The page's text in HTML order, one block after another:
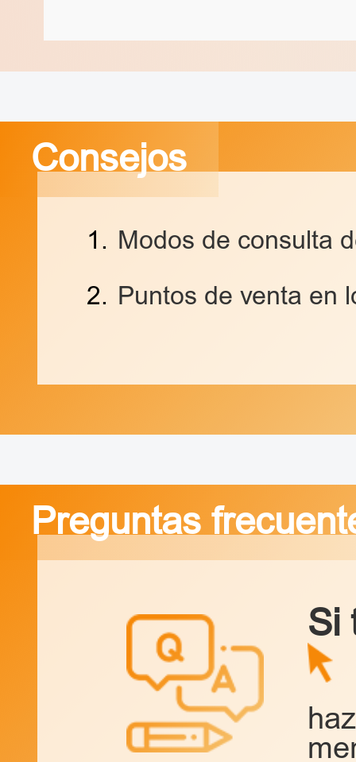
Consejos
1. Modos de consulta
2. Puntos de venta en
Preguntas
Si